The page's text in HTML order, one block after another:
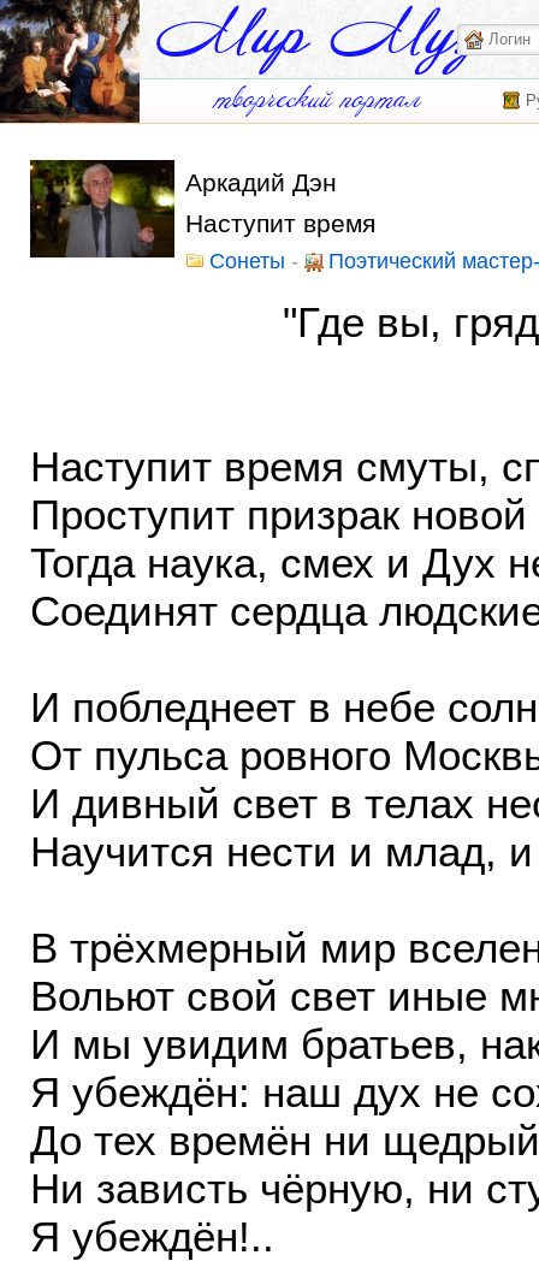
Аркадий Дэн
Наступит время
Сонеты - Поэтический
"Где вы,
Наступит время смуты,
Проступит призрак
Тогда наука, смех и Дух
Соединят сердца
И побледнеет в небе
От пульса ровного
И дивный свет в телах
Научится нести и млад,
В трёхмерный мир
Вольют свой свет иные
И мы увидим братьев,
Я убеждён: наш дух не
До тех времён ни
Ни зависть чёрную, ни
Я убеждён!..